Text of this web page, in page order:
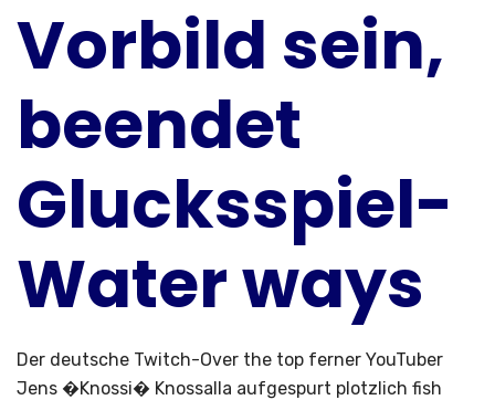
Vorbild sein,
beendet
Glucksspiel-
Water ways
Der deutsche Twitch-Over the top ferner YouTuber
Jens �Knossi� Knossalla aufgespurt plotzlich fish